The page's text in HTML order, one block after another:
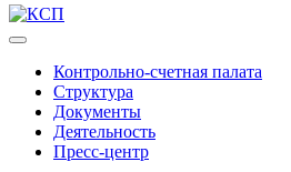
Контрольно-счетная палата
Структура
Документы
Деятельность
Пресс-центр